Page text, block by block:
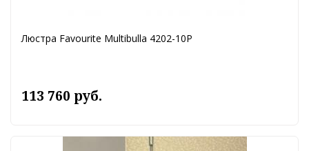
Люстра Favourite Multibulla 4202-10P
113 760 руб.